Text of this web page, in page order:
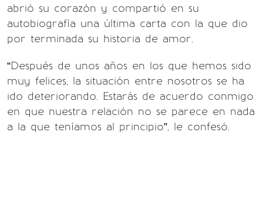
abrió su corazón y compartió en su
autobiografía una última carta con la que dio
por terminada su historia de amor.
“Después de unos años en los que hemos sido
muy felices, la situación entre nosotros se ha
ido deteriorando. Estarás de acuerdo conmigo
en que nuestra relación no se parece en nada
a la que teníamos al principio”, le confesó.